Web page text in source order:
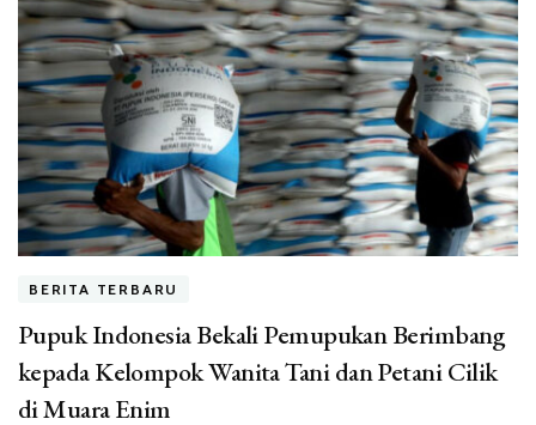
BERITA TERBARU
Pupuk Indonesia Bekali Pemupukan Berimbang
kepada Kelompok Wanita Tani dan Petani Cilik
di Muara Enim